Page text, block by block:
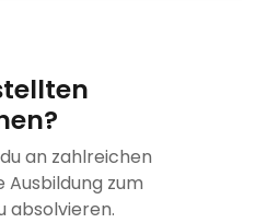
an zahlreichen
Ausbildung zum
absolvieren.